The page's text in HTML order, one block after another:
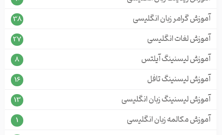
آموزش گرامر زبان انگلیسی 38
آموزش لغات انگلیسی 27
آموزش لیسنینگ آیلتس 8
آموزش لیسنینگ تافل 16
آموزش لیسنینگ زبان انگلیسی 13
آموزش مکالمه زبان انگلیسی 1